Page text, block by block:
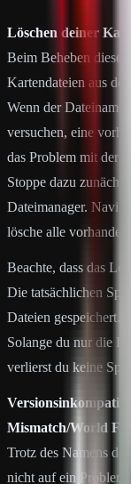
Löschen deiner
Beim Beheben dieser
Kartendateien aus
Wenn der
versuchen, eine
das Problem mit der
Stoppe dazu
Dateimanager.
lösche alle
Beachte, dass das
Die tatsächlichen
Dateien gespeichert.
Solange du nur die
verlierst du keine
Mismatch/World
Trotz des Namens
nicht auf ein Problem